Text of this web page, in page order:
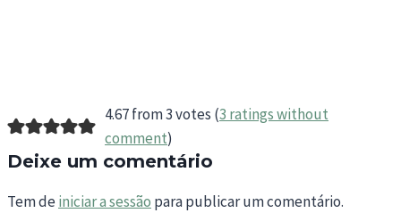
4.67 from 3 votes (3 ratings without
comment)
Deixe um comentário
Tem deiniciar a sessão para publicar um comentário.